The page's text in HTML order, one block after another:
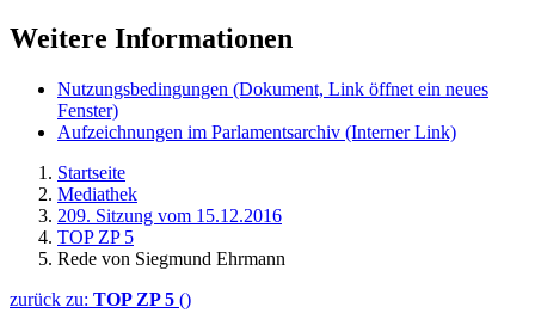
Weitere Informationen
Nutzungsbedingungen (Dokument, Link öffnet ein neues
Fenster)
Aufzeichnungen im Parlamentsarchiv (Interner Link)
Startseite
Mediathek
209. Sitzung vom 15.12.2016
TOP ZP 5
Rede von Siegmund Ehrmann
zurück zu: TOP ZP 5 ()